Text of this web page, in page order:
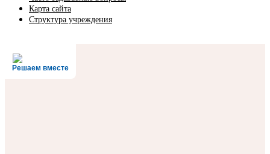
Карта сайта
Структура учреждения
Решаем вместе